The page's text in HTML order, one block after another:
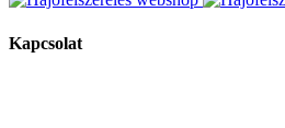
Kapcsolat